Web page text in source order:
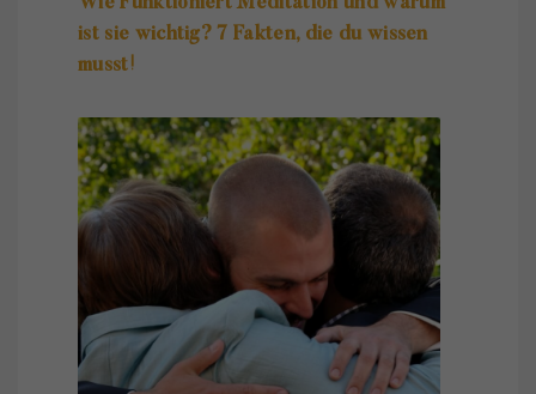
ist sie wichtig? 7 Fakten, die du wissen
musst!